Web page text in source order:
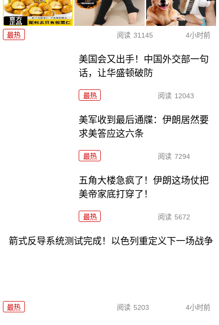
最热 阅读 31145 4小时前
美国会又出手！中国外交部一句
话，让华盛顿破防
最热 阅读 12043
美军收到最后通牒：伊朗居然要
求美答应这六条
最热 阅读 7294
五角大楼急疯了！伊朗这场仗把
美帝家底打穿了！
最热 阅读 5672
箭式反导系统测试完成！以色列重定义下一场战争
最热 阅读 5203 4小时前